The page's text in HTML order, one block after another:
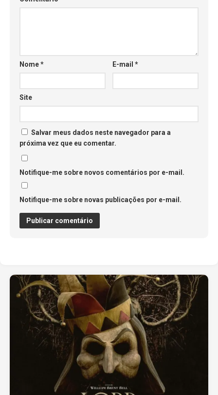
Nome* E-mail*
Site
Salvar meus dados neste navegador para a
próxima vez que eu comentar.
Notifique-me sobre novos comentários por e-mail.
Notifique-me sobre novas publicações por e-mail.